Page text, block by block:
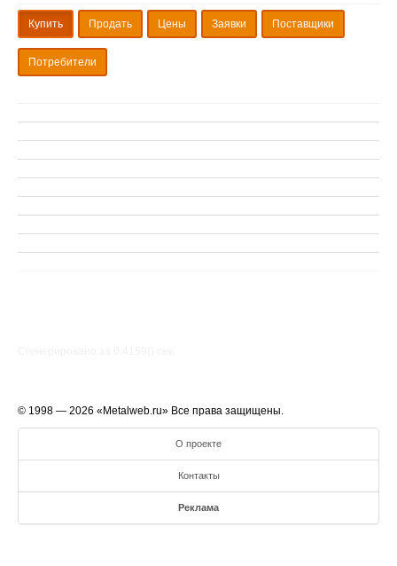
Купить Продать Цены Заявки Поставщики
Потребители
© 1998 — 2026 «Metalweb.ru» Все права защищены.
О проекте
Контакты
Реклама